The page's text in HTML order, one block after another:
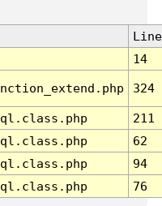
Line
14
324
211
62
94
76